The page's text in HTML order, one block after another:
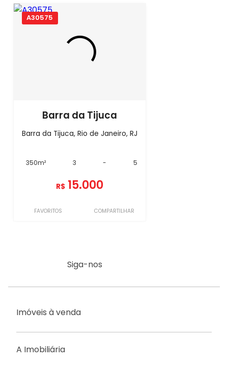
A30575
Barra da Tijuca
Barra da Tijuca, Rio de Janeiro, RJ
350m² 3 - 5
R$ 15.000
FAVORITOS COMPARTILHAR
Siga-nos
Imóveis à venda
A Imobiliária